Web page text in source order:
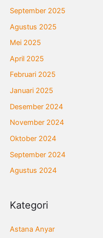
September 2025
Agustus 2025
Mei 2025
April 2025
Februari 2025
Januari 2025
Desember 2024
November 2024
Oktober 2024
September 2024
Agustus 2024
Kategori
Astana Anyar